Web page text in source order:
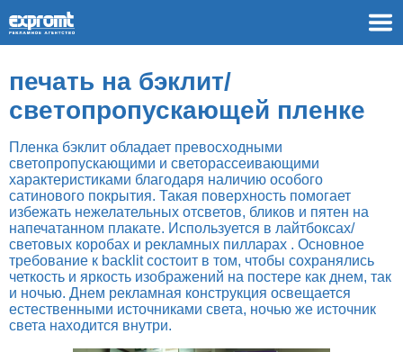
печать на бэклит/
светопропускающей пленке
Пленка бэклит обладает превосходными
светопропускающими и светорассеивающими
характеристиками благодаря наличию особого
сатинового покрытия. Такая поверхность помогает
избежать нежелательных отсветов, бликов и пятен на
напечатанном плакате. Используется в лайтбоксах/
световых коробах и рекламных пилларах . Основное
требование к backlit состоит в том, чтобы сохранялись
четкость и яркость изображений на постере как днем, так
и ночью. Днем рекламная конструкция освещается
естественными источниками света, ночью же источник
света находится внутри.